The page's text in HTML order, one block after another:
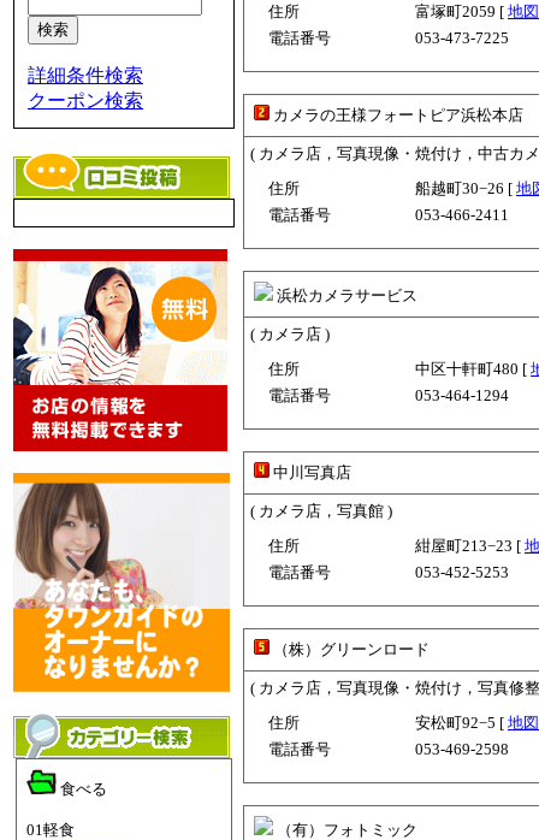
詳細条件検索
クーポン検索
食べる
01軽食
住所
富塚町2059 [ 地図
電話番号
053-473-7225
カメラの王様フォートピア浜松本店
( カメラ店，写真現像・焼付け，中古カ
住所
船越町30−26 [ 地
電話番号
053-466-2411
浜松カメラサービス
( カメラ店 )
住所
中区十軒町480 [
電話番号
053-464-1294
中川写真店
( カメラ店，写真館 )
住所
紺屋町213−23 [
電話番号
053-452-5253
（株）グリーンロード
( カメラ店，写真現像・焼付け，写真修
住所
安松町92−5 [ 地図
電話番号
053-469-2598
（有）フォトミック